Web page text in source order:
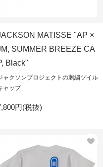
MATISSE "AP ×
SUMMER BREEZE CA
Black"
ャクソンプロジェクトの刺繍ツイル
ャップ
円(税抜)